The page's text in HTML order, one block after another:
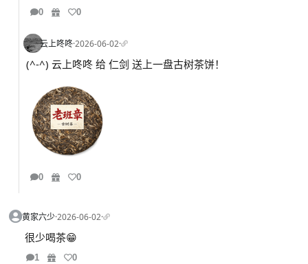
0 0
云上咚咚·2026-06-02·
(^-^) 云上咚咚 给 仁剑 送上一盘古树茶饼！
0 0
黄家六少·2026-06-02·
很少喝茶😁
1 0